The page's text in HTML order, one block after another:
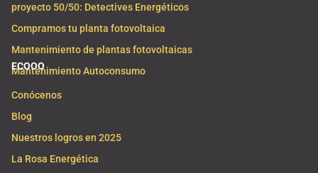
proyecto 50/50: Detectives Energéticos
Compramos tu planta fotovoltaica
Mantenimiento de plantas fotovoltaicas
Mantenimiento Autoconsumo
ECOOO
Conócenos
Blog
Nuestros logros en 2025
La Rosa Energética